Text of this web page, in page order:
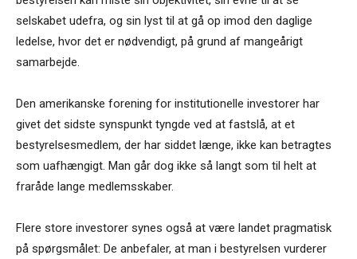
selskabet udefra, og sin lyst til at gå op imod den daglige
ledelse, hvor det er nødvendigt, på grund af mangeårigt
samarbejde.
Den amerikanske forening for institutionelle investorer har
givet det sidste synspunkt tyngde ved at fastslå, at et
bestyrelsesmedlem, der har siddet længe, ikke kan betragtes
som uafhængigt. Man går dog ikke så langt som til helt at
fraråde lange medlemsskaber.
Flere store investorer synes også at være landet pragmatisk
på spørgsmålet: De anbefaler, at man i bestyrelsen vurderer